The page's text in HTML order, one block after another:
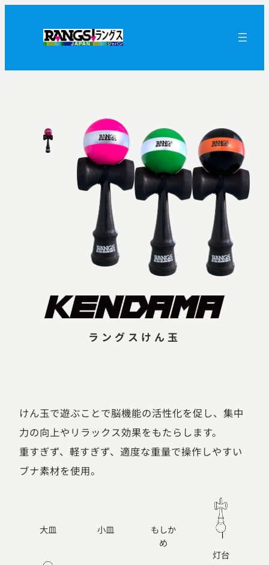
キ
ラングスけん玉
けん玉で遊ぶことで脳機能の活性化を促し、集中
力の向上やリラックス効果をもたらします。
重すぎず、軽すぎず、適度な重量で操作しやすい
ブナ素材を使用。
大皿 小皿
もしか
め
灯台